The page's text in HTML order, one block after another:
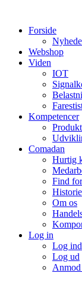
indholdForside
Webshop
Viden
IOT
Kompetencer
Comadan
Hurtig
Find
Historie
Om os
Log in
Log ind
Log ud